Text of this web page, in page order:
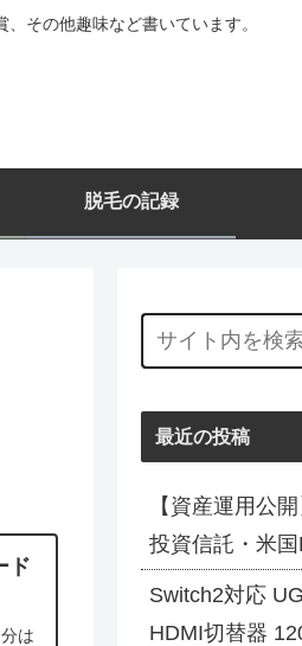
その他趣味など書いています。
脱毛の記録
ド
は
最近の投稿
【資産運用公
投資信託・米
Switch2対応
HDMI切替器